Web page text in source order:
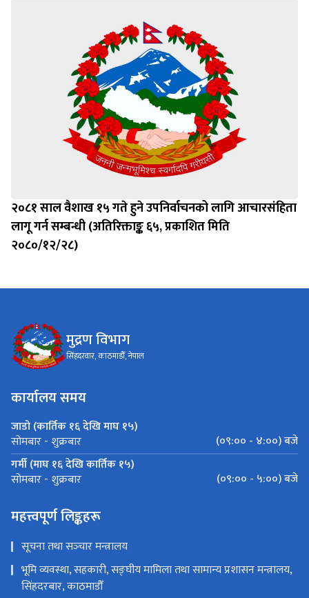
२०८१ साल वैशाख १५ गते हुने उपनिर्वाचनको लागि आचारसंहिता
लागू गर्न सम्बन्धी (अतिरिक्ताङ्क ६५, प्रकाशित मिति
२०८०/१२/२८)
मुद्रण विभाग
सिंहदरवार, काठमाडौँ, नेपाल
कार्यालय समय
जाडो (कार्तिक १६ देखि माघ १५)
सोमबार - शुक्रबार
(०९:०० - ४:००) बजे
गर्मी (माघ १६ देखि कार्तिक १५)
सोमबार - शुक्रबार (०९:०० - ५:००) बजे
महत्त्वपूर्ण लिङ्कहरू
सूचना तथा सञ्‍चार मन्त्रालय
भूमि व्यवस्था, सहकारी, सङ्‍घीय मामिला तथा सामान्य प्रशासन मन्त्रालय,
सिंहदरबार, काठमाडौँ